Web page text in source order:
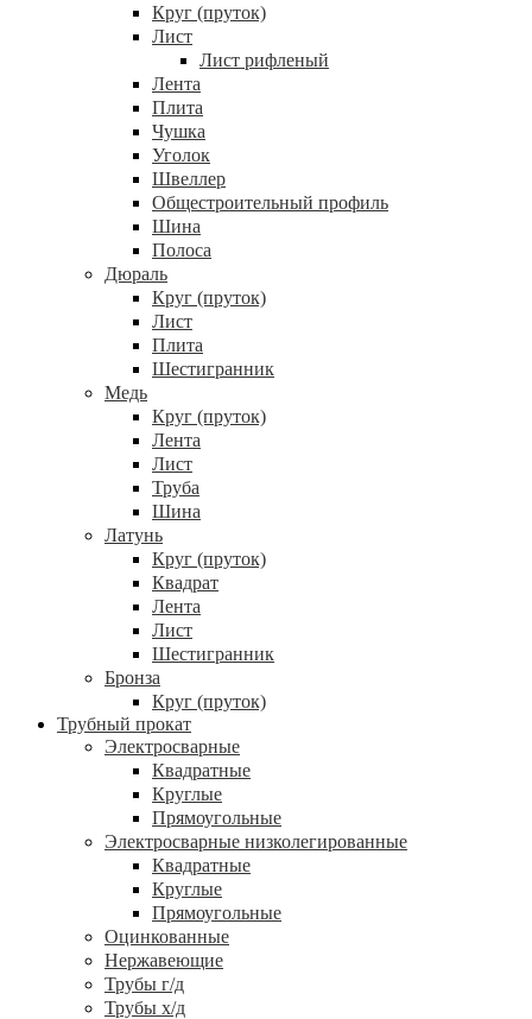
Круг (пруток)
Лист
Лист рифленый
Лента
Плита
Чушка
Уголок
Швеллер
Общестроительный профиль
Шина
Полоса
Дюраль
Круг (пруток)
Лист
Плита
Шестигранник
Медь
Круг (пруток)
Лента
Лист
Труба
Шина
Латунь
Круг (пруток)
Квадрат
Лента
Лист
Шестигранник
Бронза
Круг (пруток)
Трубный прокат
Электросварные
Квадратные
Круглые
Прямоугольные
Электросварные низколегированные
Квадратные
Круглые
Прямоугольные
Оцинкованные
Нержавеющие
Трубы г/д
Трубы х/д